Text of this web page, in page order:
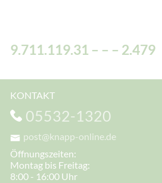
9.711.119.31 – – – 2.479
KONTAKT
05532-1320
post@knapp-online.de
Öffnungszeiten:
Montag bis Freitag:
8:00 - 16:00 Uhr